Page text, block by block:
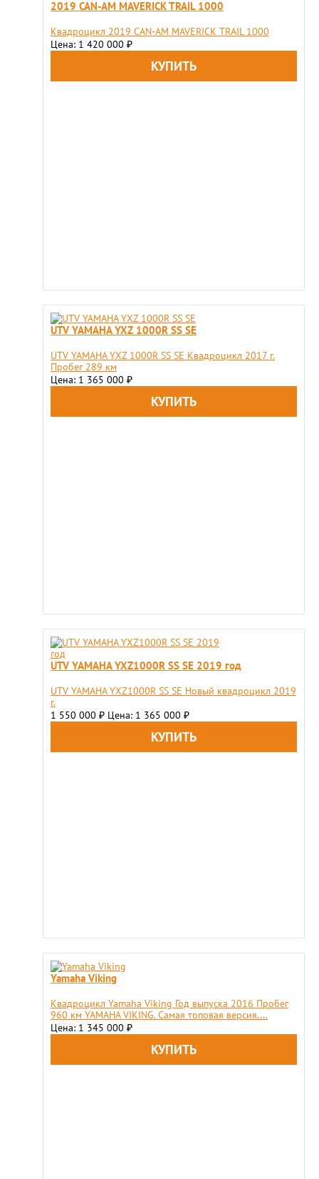
2019 CAN-AM MAVERICK TRAIL 1000
Квадроцикл 2019 CAN-AM MAVERICK TRAIL 1000
Цена: 1 420 000 ₽
UTV YAMAHA YXZ 1000R SS SE
UTV YAMAHA YXZ 1000R SS SE Квадроцикл 2017 г.
Пробег 289 км
Цена: 1 365 000 ₽
UTV YAMAHA YXZ1000R SS SE 2019 год
UTV YAMAHA YXZ1000R SS SE Новый квадроцикл 2019
г.
1 550 000 ₽ Цена: 1 365 000 ₽
Yamaha Viking
Квадроцикл Yamaha Viking Год выпуска 2016 Пробег
960 км YAMAHA VIKING. Самая топовая версия....
Цена: 1 345 000 ₽